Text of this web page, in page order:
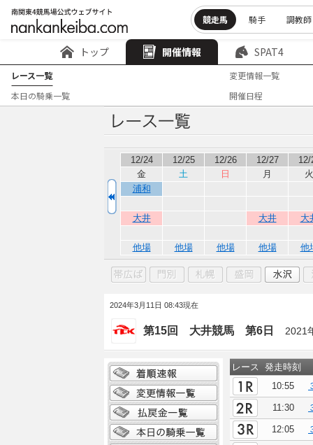
競走馬 騎手 調教師
トップ 開催情報 SPAT4
レース一覧
変更情報一覧
本日の騎乗一覧
開催日程
12/24 12/25 12/26 12/27
12/
金
土 日 月
火
浦和
大井 大井 大
他場 他場 他場 他場 他
2024年3月11日 08:43現在
第15回 大井競馬 第6日 2021
レース
発走時刻
10:55
11:30
12:05